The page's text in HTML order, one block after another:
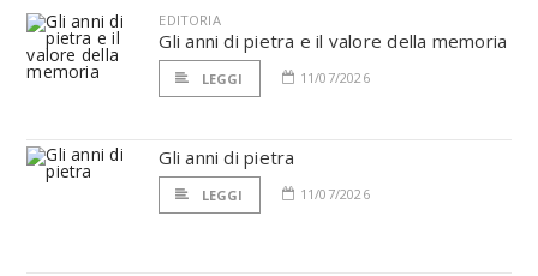
EDITORIA
Gli anni di pietra e il valore della memoria
LEGGI 11/07/2026
Gli anni di pietra
LEGGI 11/07/2026